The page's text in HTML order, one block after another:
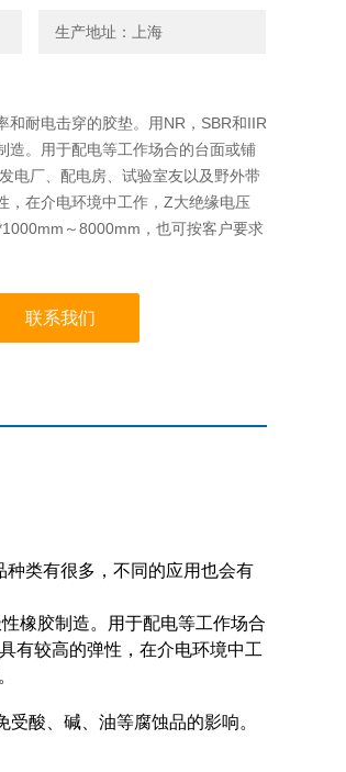
生产地址：上海
和耐电击穿的胶垫。用NR，SBR和IIR
造。用于配电等工作场合的台面或铺
电厂、配电房、试验室友以及野外带
，在介电环境中工作，Z大绝缘电压
～8000mm，也可按客户要求
联系我们
类有很多，不同的应用也会有
橡胶制造。用于配电等工作场合
有较高的弹性，在介电环境中工
受酸、碱、油等腐蚀品的影响。